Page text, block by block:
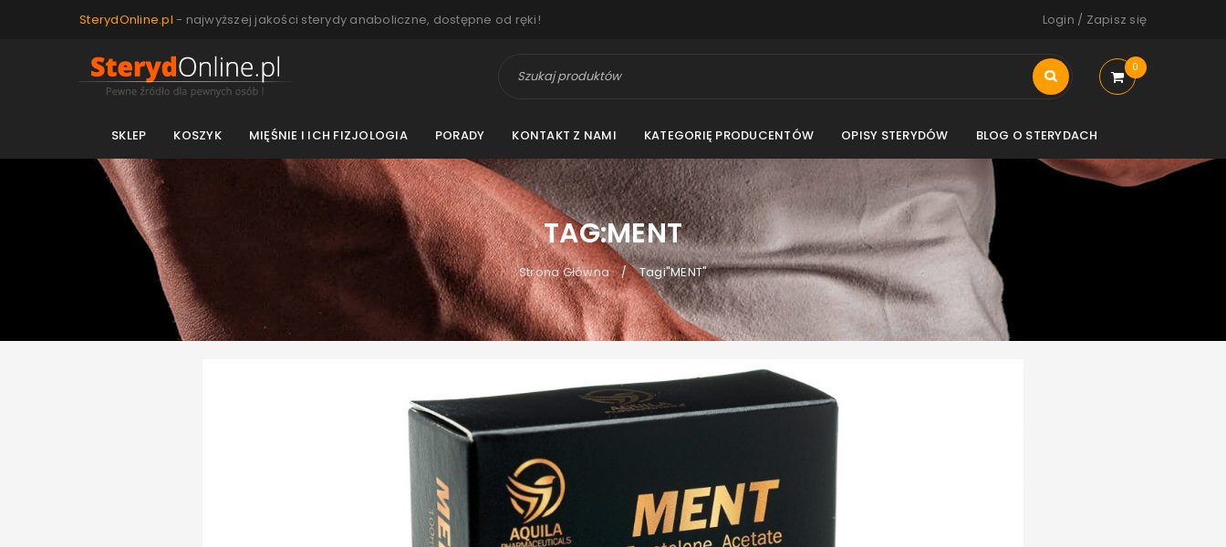
SterydOnline.pl - najwyższej jakości sterydy anaboliczne, dostępne od ręki! Login / Zapisz się
0
SKLEP KOSZYK MIĘŚNIE I ICH FIZJOLOGIA PORADY KONTAKT Z NAMI KATEGORIĘ PRODUCENTÓW OPISY STERYDÓW BLOG O STERYDACH
TAG:MENT
Strona Główna / Tagi"MENT"